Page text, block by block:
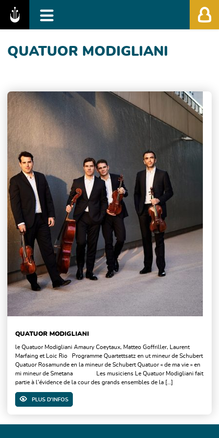
Fédération des Festivals de Musique
QUATUOR MODIGLIANI
QUATUOR MODIGLIANI
le Quatuor Modigliani Amaury Coeytaux, Matteo Goffriller, Laurent
Marfaing et Loic Rio Programme Quartettsatz en ut mineur de Schubert
Quatuor Rosamunde en la mineur de Schubert Quatuor « de ma vie » en
mi mineur de Smetana Les musiciens Le Quatuor Modigliani fait
partie à l’évidence de la cour des grands ensembles de la […]
PLUS D'INFOS